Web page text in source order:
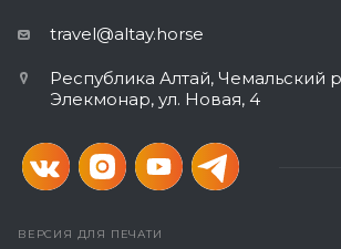
travel@altay.horse
Республика Алтай, Чемальский
Элекмонар, ул. Новая, 4
ВЕРСИЯ ДЛЯ ПЕЧАТИ